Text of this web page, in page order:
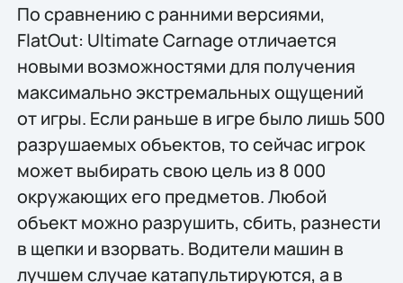
По сравнению с ранними версиями,
FlatOut: Ultimate Carnage отличается
новыми возможностями для получения
максимально экстремальных ощущений
от игры. Если раньше в игре было лишь 500
разрушаемых объектов, то сейчас игрок
может выбирать свою цель из 8 000
окружающих его предметов. Любой
объект можно разрушить, сбить, разнести
в щепки и взорвать. Водители машин в
лучшем случае катапультируются, а в